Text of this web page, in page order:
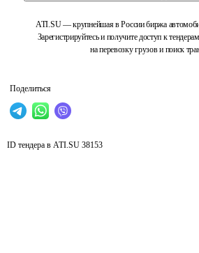
ATI.SU — крупнейшая в России биржа
Зарегистрируйтесь и получите доступ к
на перевозку грузов и поиск
Поделиться
ID тендера в ATI.SU 38153